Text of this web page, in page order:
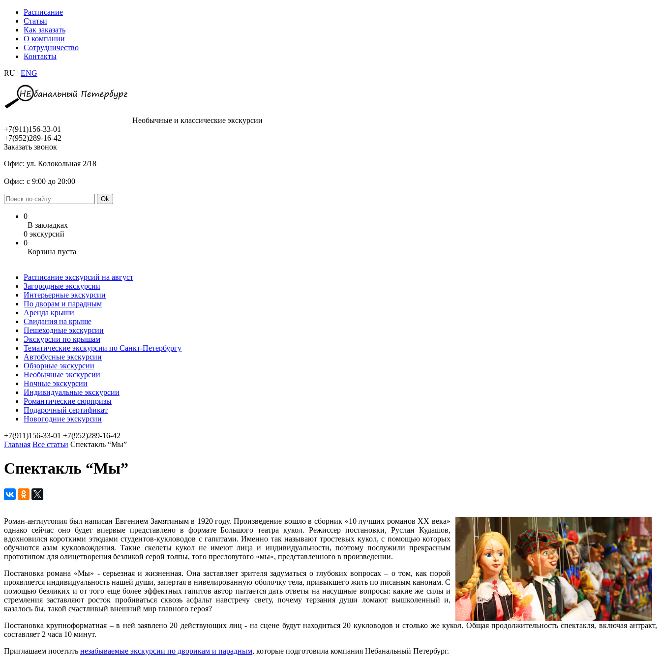
Расписание
Статьи
Как заказать
О компании
Сотрудничество
Контакты
RU | ENG
Необычные и классические экскурсии
+7(911)156-33-01
+7(952)289-16-42
Заказать звонок
Офис: ул. Колокольная 2/18
Офис: с 9:00 до 20:00
0
В закладках
0 экскурсий
0
Корзина пуста
Расписание экскурсий на август
Загородные экскурсии
Интерьерные экскурсии
По дворам и парадным
Аренда крыши
Свидания на крыше
Пешеходные экскурсии
Экскурсии по крышам
Тематические экскурсии по Санкт-Петербургу
Автобусные экскурсии
Обзорные экскурсии
Необычные экскурсии
Ночные экскурсии
Индивидуальные экскурсии
Романтические сюрпризы
Подарочный сертификат
Новогодние экскурсии
+7(911)156-33-01 +7(952)289-16-42
Главная Все статьи Спектакль “Мы”
Спектакль “Мы”
Роман-антиутопия был написан Евгением Замятиным в 1920 году. Произведение вошло в сборник «10 лучших романов ХХ века»
однако сейчас оно будет впервые представлено в формате Большого театра кукол. Режиссер постановки, Руслан Кудашов,
вдохновился короткими этюдами студентов-кукловодов с гапитами. Именно так называют тростевых кукол, с помощью которых
обучаются азам кукловождения. Такие скелеты кукол не имеют лица и индивидуальности, поэтому послужили прекрасным
прототипом для олицетворения безликой серой толпы, того пресловутого «мы», представленного в произведении.
Постановка романа «Мы» - серьезная и жизненная. Она заставляет зрителя задуматься о глубоких вопросах – о том, как порой
проявляется индивидуальность нашей души, запертая в нивелированную оболочку тела, привыкшего жить по писаным канонам. С
помощью безликих и от того еще более эффектных гапитов автор пытается дать ответы на насущные вопросы: какие же силы и
стремления заставляют росток пробиваться сквозь асфальт навстречу свету, почему терзания души ломают вышколенный и,
казалось бы, такой счастливый внешний мир главного героя?
Постановка крупноформатная – в ней заявлено 20 действующих лиц - на сцене будут находиться 20 кукловодов и столько же кукол. Общая продолжительность спектакля, включая антракт,
составляет 2 часа 10 минут.
Приглашаем посетить незабываемые экскурсии по дворикам и парадным, которые подготовила компания Небанальный Петербург.